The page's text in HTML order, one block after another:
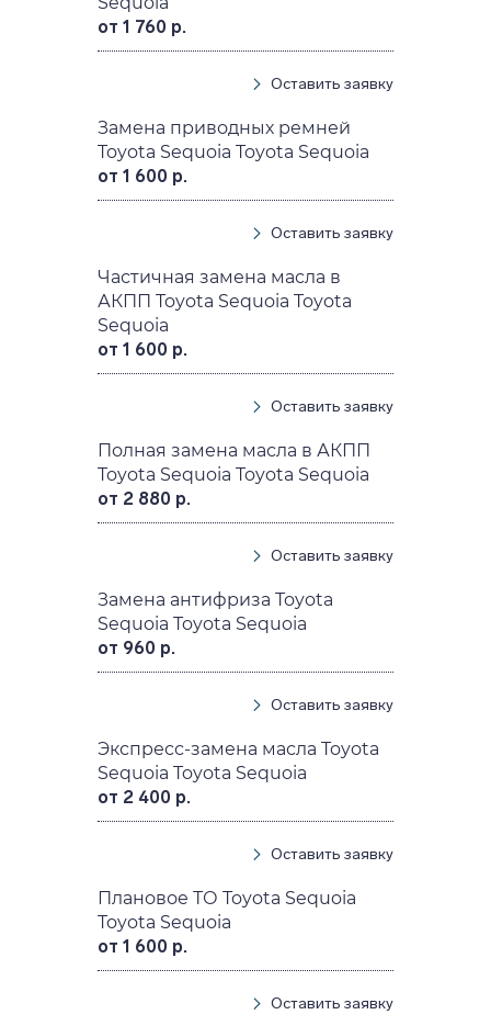
от 1 760 р.
Оставить заявку
Замена приводных ремней
Toyota Sequoia Toyota Sequoia
от 1 600 р.
Оставить заявку
Частичная замена масла в
АКПП Toyota Sequoia Toyota
Sequoia
от 1 600 р.
Оставить заявку
Полная замена масла в АКПП
Toyota Sequoia Toyota Sequoia
от 2 880 р.
Оставить заявку
Замена антифриза Toyota
Sequoia Toyota Sequoia
от 960 р.
Оставить заявку
Экспресс-замена масла Toyota
Sequoia Toyota Sequoia
от 2 400 р.
Оставить заявку
Плановое ТО Toyota Sequoia
Toyota Sequoia
от 1 600 р.
Оставить заявку